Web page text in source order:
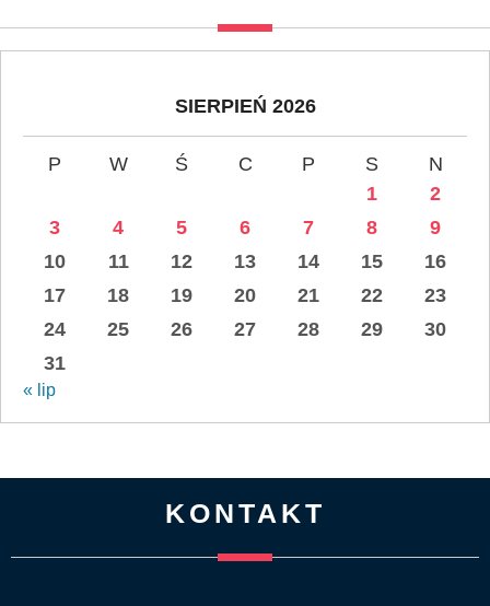
SIERPIEŃ 2026
P W Ś C P S
N
1
2
3
4 5 6 7 8
9
10
11 12 13 14 15
16
17
18 19 20 21 22
23
24
25 26 27 28 29
30
31
« lip
KONTAKT